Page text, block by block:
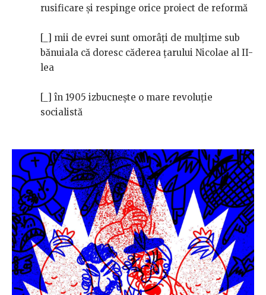
rusificare și respinge orice proiect de reformă
[_] mii de evrei sunt omorâți de mulțime sub
bănuiala că doresc căderea țarului Nicolae al II-
lea
[_] în 1905 izbucnește o mare revoluție
socialistă